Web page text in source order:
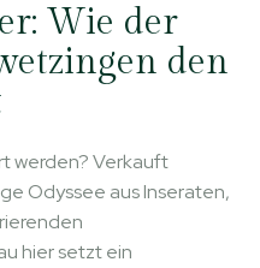
Wie der
den
werden? Verkauft
Odyssee aus Inseraten,
hier setzt ein